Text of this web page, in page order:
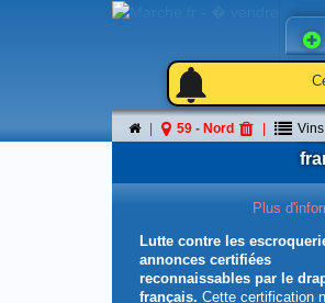
notifications
notifications
59 - Nord
Plus
Lutte contre les
annonces certifiées
reconnaissables par le
français. Cette certification